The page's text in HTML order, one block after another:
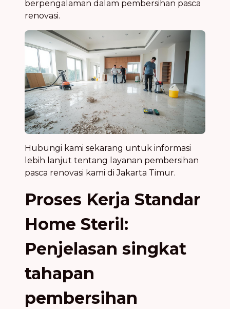
berpengalaman dalam pembersihan pasca
renovasi.
Hubungi kami sekarang untuk informasi
lebih lanjut tentang layanan pembersihan
pasca renovasi kami di Jakarta Timur.
Proses Kerja Standar
Home Steril:
Penjelasan singkat
tahapan
pembersihan